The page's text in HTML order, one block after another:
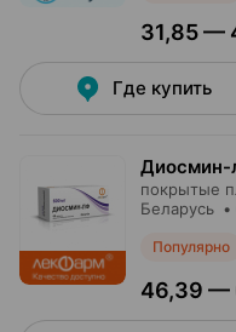
31,85 —
Где купить
Диосмин-
покрытые
Беларусь •
Популярно
46,39 —